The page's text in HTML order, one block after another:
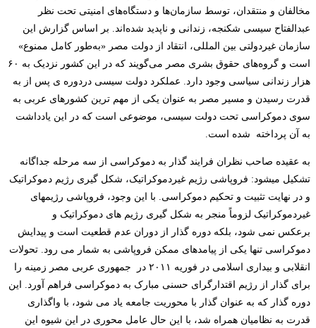
مخالفان و منتقدان، توسط سازمان‌ها و دستگاه‌های امنیتی تحت نظر
عبدالفتاح سیسی شکنجه، زندانی و ناپدید شده‌اند. بر اساس گزارش این
سازمان‌ غیردولتی بین المللی، انتقاد از دولت مصر «به‌طور کامل ممنوع»
است و گروه‌های حقوق بشری مصر می‌گویند که در این کشور نزدیک به ۶۰
هزار زندانی سیاسی وجود دارد. عملکرد دولت سیسی دردوره ­ی پس از به
قدرت رسیدن و مسیر مصر به عنوان یکی از مهم­ ترین کشورهای عربی به
سوی دموکراسی تحت دولت سیسی، موضوعی است که در این یادداشت
به آن پرداخته
شده است.
به عقیده صاحب­ نظران فرایند گذار به دموکراسی از سه مرحله جداگانه
تشکیل می­شود: فروپاشی رژیم غیردموکراتیک، شکل گیری رژیم دموکراتیک
و در نهایت تثبیت و تحکیم دموکراسی. با این وجود، فروپاشی رژیمهای
غیردموکراتیک لزوماً منجر به شکل گیری رژیم­ های دموکراتیک و
برعکس نمی شود، بلکه دوره گذار از دوران عدم قطعیت است و پیدایش
دموکراسی تنها یکی از پیامدهای ممکن فروپاشی به شمار می­ رود. تحولات
انقلابی و بیداری اسلامی در فوریه ۲۰۱۱ در جمهوری عربی مصر زمینه را
برای گذار از رژیم اقتدارگرای حسنی مبارک به دموکراسی فراهم آورد.
این
دوره گذار که به عنوان گذار با محوریت جامعه یاد می­ شود، با واگذاری
قدرت به نظامیان همراه شد، با این حال عامل محوری در این شیوه این